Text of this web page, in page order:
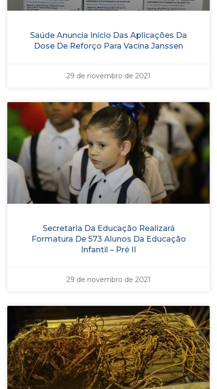
Saúde Anuncia Início Das Aplicações Da
Dose De Reforço Para Vacina Janssen
29 de novembro de 2021
Secretaria Da Educação Realizará
Formatura De 573 Alunos Da Educação
Infantil – Pré II
29 de novembro de 2021